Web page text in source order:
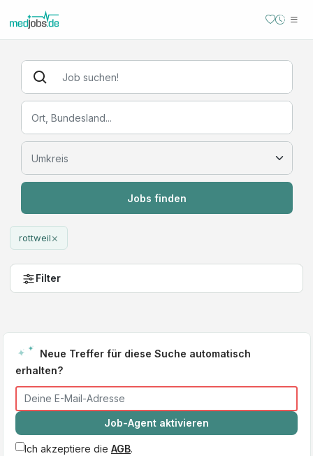
Jobs finden
rottweil×
Filter
Neue Treffer für diese Suche automatisch
erhalten?
Job-Agent aktivieren
Ich akzeptiere die AGB.